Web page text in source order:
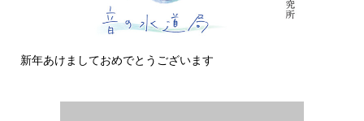
新年あけましておめでとうございます